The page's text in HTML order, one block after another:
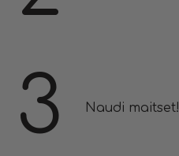
3 Naudi maitset!